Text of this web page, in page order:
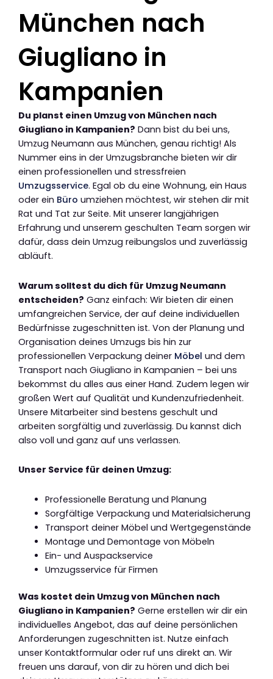
München nach
Giugliano in
Kampanien
Du planst einen Umzug von München nach
Giugliano in Kampanien? Dann bist du bei uns,
Umzug Neumann aus München, genau richtig! Als
Nummer eins in der Umzugsbranche bieten wir dir
einen professionellen und stressfreien
Umzugsservice. Egal ob du eine Wohnung, ein Haus
oder ein Büro umziehen möchtest, wir stehen dir mit
Rat und Tat zur Seite. Mit unserer langjährigen
Erfahrung und unserem geschulten Team sorgen wir
dafür, dass dein Umzug reibungslos und zuverlässig
abläuft.
Warum solltest du dich für Umzug Neumann
entscheiden? Ganz einfach: Wir bieten dir einen
umfangreichen Service, der auf deine individuellen
Bedürfnisse zugeschnitten ist. Von der Planung und
Organisation deines Umzugs bis hin zur
professionellen Verpackung deiner Möbel und dem
Transport nach Giugliano in Kampanien – bei uns
bekommst du alles aus einer Hand. Zudem legen wir
großen Wert auf Qualität und Kundenzufriedenheit.
Unsere Mitarbeiter sind bestens geschult und
arbeiten sorgfältig und zuverlässig. Du kannst dich
also voll und ganz auf uns verlassen.
Unser Service für deinen Umzug:
Professionelle Beratung und Planung
Sorgfältige Verpackung und Materialsicherung
Transport deiner Möbel und Wertgegenstände
Montage und Demontage von Möbeln
Ein- und Auspackservice
Umzugsservice für Firmen
Was kostet dein Umzug von München nach
Giugliano in Kampanien? Gerne erstellen wir dir ein
individuelles Angebot, das auf deine persönlichen
Anforderungen zugeschnitten ist. Nutze einfach
unser Kontaktformular oder ruf uns direkt an. Wir
freuen uns darauf, von dir zu hören und dich bei